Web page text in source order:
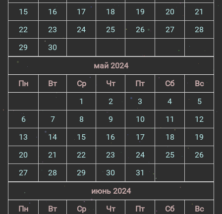
15
16 17 18 19 20
21
22
23 24 25 26 27
28
29
30
май 2024
Пн
Вт Ср Чт Пт Сб
Вс
1
2 3 4
5
6
7 8 9 10 11
12
13
14 15 16 17 18
19
20
21 22 23 24 25
26
27
28 29 30
31
июнь 2024
Пн
Вт Ср Чт Пт Сб
Вс